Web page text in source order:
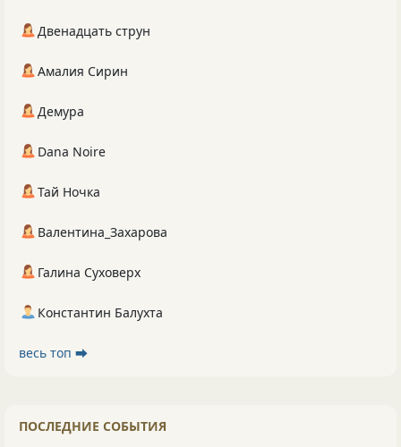
Двенадцать струн
Амалия Сирин
Демура
Dana Noire
Тай Ночка
Валентина_Захарова
Галина Суховерх
Константин Балухта
весь топ ⮕
ПОСЛЕДНИЕ СОБЫТИЯ